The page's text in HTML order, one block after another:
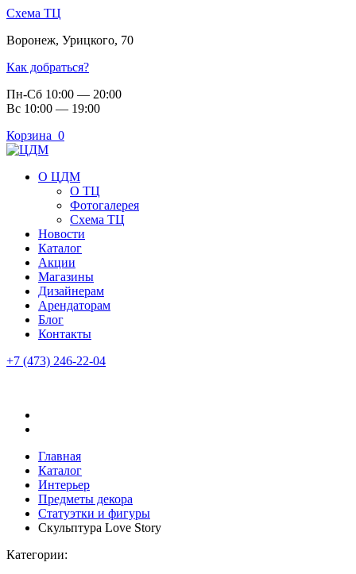
Схема ТЦ
Воронеж, Урицкого, 70
Как добраться?
Пн-Сб 10:00 — 20:00
Вс 10:00 — 19:00
Корзина 0
О ЦДМ
О ТЦ
Фотогалерея
Схема ТЦ
Новости
Каталог
Акции
Магазины
Дизайнерам
Арендаторам
Блог
Контакты
+7 (473) 246-22-04
Главная
Каталог
Интерьер
Предметы декора
Статуэтки и фигуры
Скульптура Love Story
Категории: